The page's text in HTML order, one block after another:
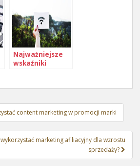
Najważniejsze
wskaźniki
mailowym
content marketing w promocji marki
wykorzystać marketing afiliacyjny dla wzrostu
sprzedaży?